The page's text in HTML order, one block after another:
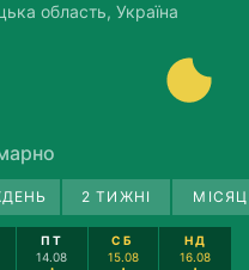
область, Україна
2 ТИЖНІ
ПТ
14.08
СБ
15.08
НД
16.08